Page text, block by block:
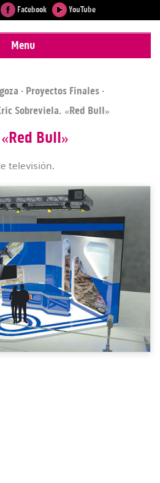
Facebook YouTube
Menu
· Proyectos Finales ·
Sobreviela. «Red Bull»
Bull»
televisión.